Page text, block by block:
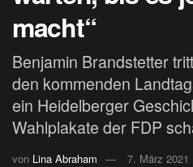
macht“
Benjamin Brandstetter
den kommenden
ein Heidelberger
Wahlplakate der FDP
von Lina Abraham 7. März 2021